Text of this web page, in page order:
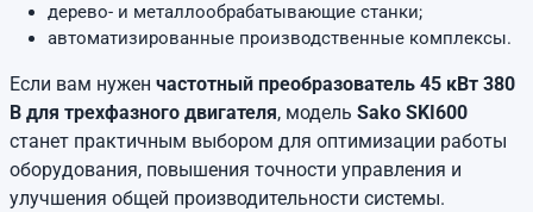
дерево- и металлообрабатывающие станки;
автоматизированные производственные комплексы.
Если вам нужен частотный преобразователь 45 кВт 380
В для трехфазного двигателя, модель Sako SKI600
станет практичным выбором для оптимизации работы
оборудования, повышения точности управления и
улучшения общей производительности системы.